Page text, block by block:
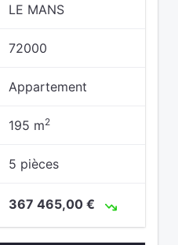
LE MANS
72000
Appartement
195 m2
5 pièces
367 465,00 €